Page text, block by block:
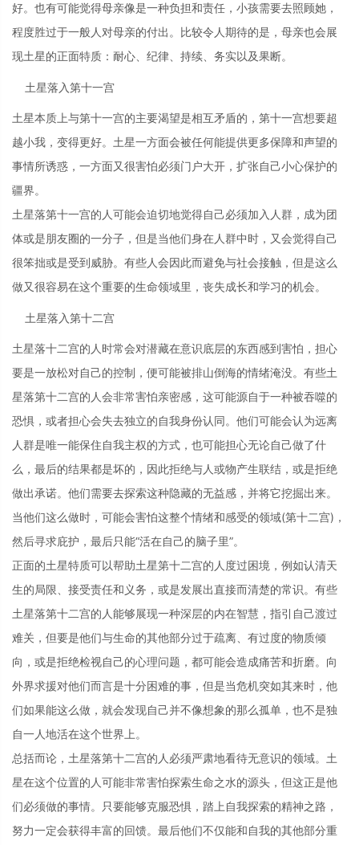
好。也有可能觉得母亲像是一种负担和责任，小孩需要去照顾她，
程度胜过于一般人对母亲的付出。比较令人期待的是，母亲也会展
现土星的正面特质：耐心、纪律、持续、务实以及果断。
土星落入第十一宫
土星本质上与第十一宫的主要渴望是相互矛盾的，第十一宫想要超
越小我，变得更好。土星一方面会被任何能提供更多保障和声望的
事情所诱惑，一方面又很害怕必须门户大开，扩张自己小心保护的
疆界。
土星落第十一宫的人可能会迫切地觉得自己必须加入人群，成为团
体或是朋友圈的一分子，但是当他们身在人群中时，又会觉得自己
很笨拙或是受到威胁。有些人会因此而避免与社会接触，但是这么
做又很容易在这个重要的生命领域里，丧失成长和学习的机会。
土星落入第十二宫
土星落十二宫的人时常会对潜藏在意识底层的东西感到害怕，担心
要是一放松对自己的控制，便可能被排山倒海的情绪淹没。有些土
星落第十二宫的人会非常害怕亲密感，这可能源自于一种被吞噬的
恐惧，或者担心会失去独立的自我身份认同。他们可能会认为远离
人群是唯一能保住自我主权的方式，也可能担心无论自己做了什
么，最后的结果都是坏的，因此拒绝与人或物产生联结，或是拒绝
做出承诺。他们需要去探索这种隐藏的无益感，并将它挖掘出来。
当他们这么做时，可能会害怕这整个情绪和感受的领域(第十二宫)，
然后寻求庇护，最后只能“活在自己的脑子里”。
正面的土星特质可以帮助土星第十二宫的人度过困境，例如认清天
生的局限、接受责任和义务，或是发展出直接而清楚的常识。有些
土星落第十二宫的人能够展现一种深层的内在智慧，指引自己渡过
难关，但要是他们与生命的其他部分过于疏离、有过度的物质倾
向，或是拒绝检视自己的心理问题，都可能会造成痛苦和折磨。向
外界求援对他们而言是十分困难的事，但是当危机突如其来时，他
们如果能这么做，就会发现自己并不像想象的那么孤单，也不是独
自一人地活在这个世界上。
总括而论，土星落第十二宫的人必须严肃地看待无意识的领域。土
星在这个位置的人可能非常害怕探索生命之水的源头，但这正是他
们必须做的事情。只要能够克服恐惧，踏上自我探索的精神之路，
努力一定会获得丰富的回馈。最后他们不仅能和自我的其他部分重